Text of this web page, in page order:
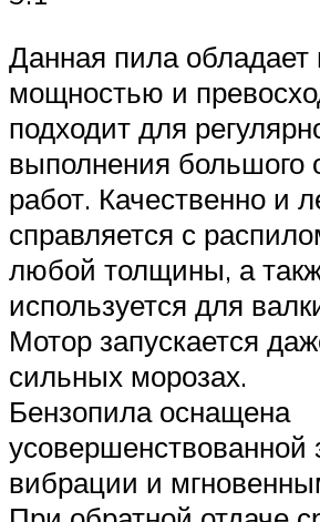
Данная пила обладает
мощностью и
подходит для
выполнения большого
работ. Качественно и
справляется с
любой толщины, а
используется для
Мотор запускается
сильных морозах.
Бензопила оснащена
усовершенствованной
вибрации и